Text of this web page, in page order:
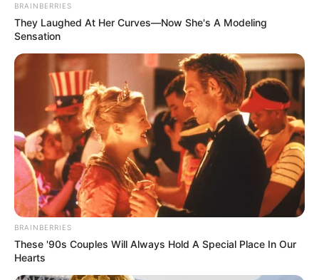
BRAINBERRIES
They Laughed At Her Curves—Now She's A Modeling
Sensation
BRAINBERRIES
These '90s Couples Will Always Hold A Special Place In Our
Hearts